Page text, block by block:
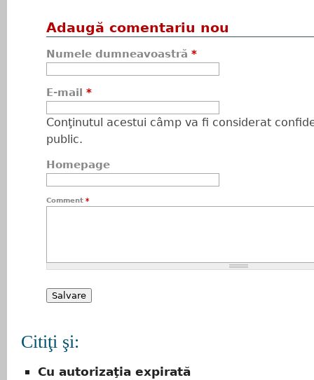
Adaugă comentariu nou
Numele dumneavoastră *
E-mail *
Conţinutul acestui câmp va fi considerat
public.
Homepage
Comment *
Citiţi şi:
Cu autorizaţia expirată